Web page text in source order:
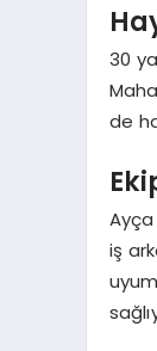
30
de
Ayça
iş